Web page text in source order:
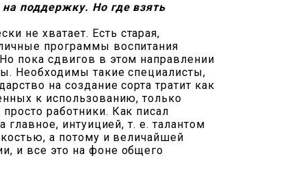
на поддержку. Но где взять
не хватает. Есть старая,
программы воспитания
пока сдвигов в этом направлении
Необходимы такие специалисты,
на создание сорта тратит как
к использованию, только
работники. Как писал
интуицией, т. е. талантом
а потому и величайшей
и все это на фоне общего